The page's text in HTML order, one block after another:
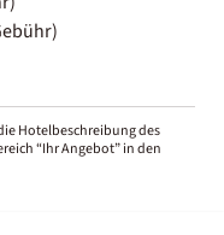
Hotelbeschreibung des
“Ihr Angebot” in den